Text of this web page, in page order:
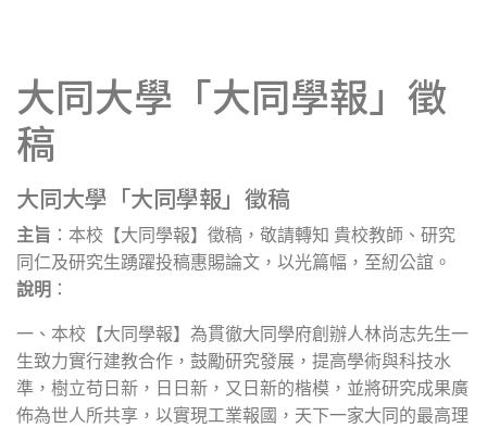
大同大學「大同學報」徵
稿
大同大學「大同學報」徵稿
主旨 ：本校【大同學報】徵稿，敬請轉知 貴校教師、研究
同仁及研究生踴躍投稿惠賜論文，以光篇幅，至紉公誼。
說明 ：
一、 本校【大同學報】為貫徹大同學府創辦人林尚志先生一
生致力實行建教合作，鼓勵研究發展，提高學術與科技水
準，樹立苟日新，日日新，又日新的楷模，並將研究成果廣
佈為世人所共享，以實現工業報國，天下一家大同的最高理